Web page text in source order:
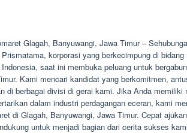
Glagah, Banyuwangi, Jawa Timur –
korporasi yang berkecimpung di
saat ini membuka peluang untuk
Kami mencari kandidat yang berkomitmen,
di berbagai divisi di gerai kami. Jika Anda
dalam industri perdagangan eceran, kami
di Glagah, Banyuwangi, Jawa Timur. Cepat
untuk menjadi bagian dari cerita sukses